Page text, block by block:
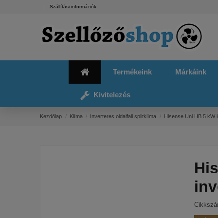
Szállítási információk
Termékeink Márkáink
Kivitelezés
Kezdőlap Klíma Inverteres oldalfali splitklíma Hisense Uni HB 5 kW